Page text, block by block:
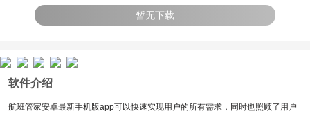
暂无下载
软件介绍
航班管家安卓最新手机版app可以快速实现用户的所有需求，同时也照顾了用户